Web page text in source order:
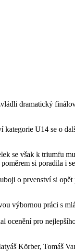
dramatický
U14 se o
se však k triumfu
si poradila i
o prvenství si
výbornou práci s
pro
Körber, Tomáš